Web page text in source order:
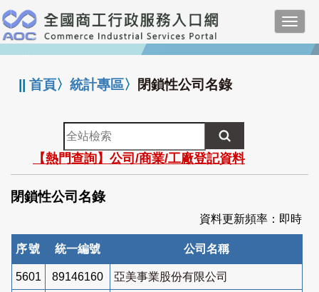
跳
到
主
要
:::
||首頁〉統計專區〉 閉鎖性公司名錄
全
站
檢
索
【熱門查詢】公司/商業/工廠登記資料
閉鎖性公司名錄
資料更新頻率：即時
序號 統一編號 公司名稱
5601 89146160 亞美事業股份有限公司